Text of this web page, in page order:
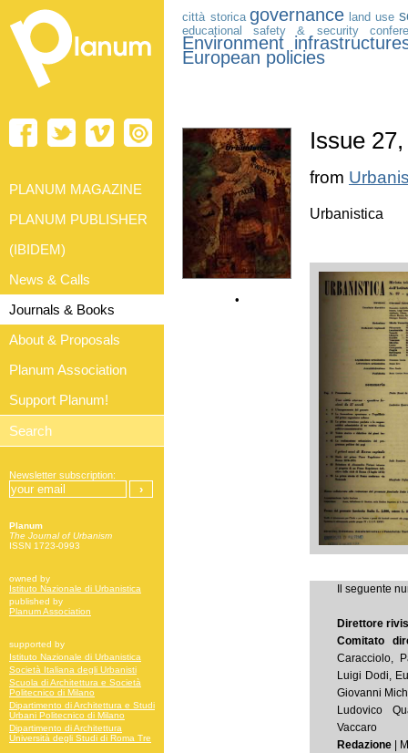
città storica governance land use
educational safety & security
Environment
European policies
•
Issue
from
Urbanistica
Il seguente
Direttore
Comitato
Caracciolo,
Luigi Dodi,
Giovanni
Ludovico
Vaccaro
Redazione |
PLANUM MAGAZINE
PLANUM PUBLISHER
(IBIDEM)
News & Calls
Journals & Books
About & Proposals
Planum Association
Support Planum!
Newsletter subscription:
Planum
The Journal of Urbanism
ISSN 1723-0993
owned by
Istituto Nazionale di Urbanistica
published by
Planum Association
supported by
Istituto Nazionale di Urbanistica
Società Italiana degli Urbanisti
Scuola di Architettura e Società
Politecnico di Milano
Dipartimento di Architettura e Studi
Urbani Politecnico di Milano
Dipartimento di Architettura
Università degli Studi di Roma Tre